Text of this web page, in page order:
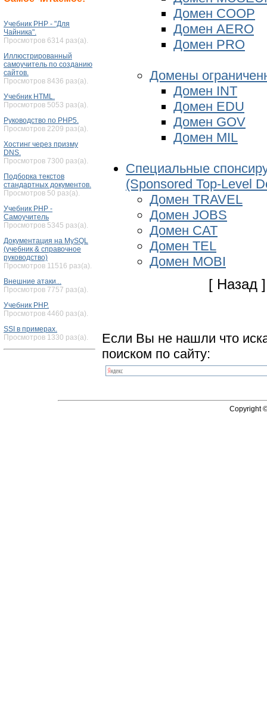
Учебник PHP - "Для
Чайника".
Просмотров 6314 раз(а).
Иллюстрированный
самоучитель по созданию
сайтов.
Просмотров 8436 раз(а).
Учебник HTML.
Просмотров 5053 раз(а).
Руководство по PHP5.
Просмотров 2209 раз(а).
Хостинг через призму
DNS.
Просмотров 7300 раз(а).
Подборка текстов
стандартных документов.
Просмотров 50 раз(а).
Учебник PHP -
Самоучитель
Просмотров 5345 раз(а).
Документация на MySQL
(учебник & справочное
руководство)
Просмотров 11516 раз(а).
Внешние атаки...
Просмотров 7757 раз(а).
Учебник PHP.
Просмотров 4460 раз(а).
SSI в примерах.
Просмотров 1330 раз(а).
Домен COOP
Домен AERO
Домен PRO
Домены
Домен INT
Домен EDU
Домен GOV
Домен MIL
Специальные
(Sponsored Top-Level
Домен TRAVEL
Домен JOBS
Домен CAT
Домен TEL
Домен MOBI
[ Назад
Если Вы не нашли что
поиском по сайту:
Copyright